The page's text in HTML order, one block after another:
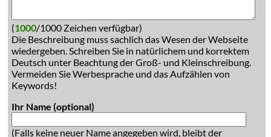
(1000/1000 Zeichen verfügbar)
Die Beschreibung muss sachlich das Wesen der Webseite
wiedergeben. Schreiben Sie in natürlichem und korrektem
Deutsch unter Beachtung der Groß- und Kleinschreibung.
Vermeiden Sie Werbesprache und das Aufzählen von
Keywords!
Ihr Name (optional)
(Falls keine neuer Name angegeben wird, bleibt der